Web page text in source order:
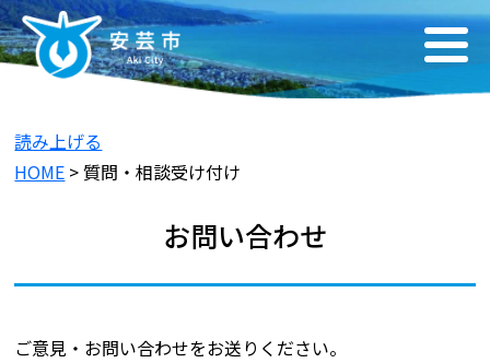
読み上げる
HOME > 質問・相談受け付け
お問い合わせ
ご意見・お問い合わせをお送りください。